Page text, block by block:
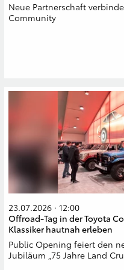
Neue Partnerschaft
Community
23.07.2026 · 12:00
Offroad-Tag in der Toyota
Klassiker hautnah erleben
Public Opening feiert den
Jubiläum „75 Jahre Land